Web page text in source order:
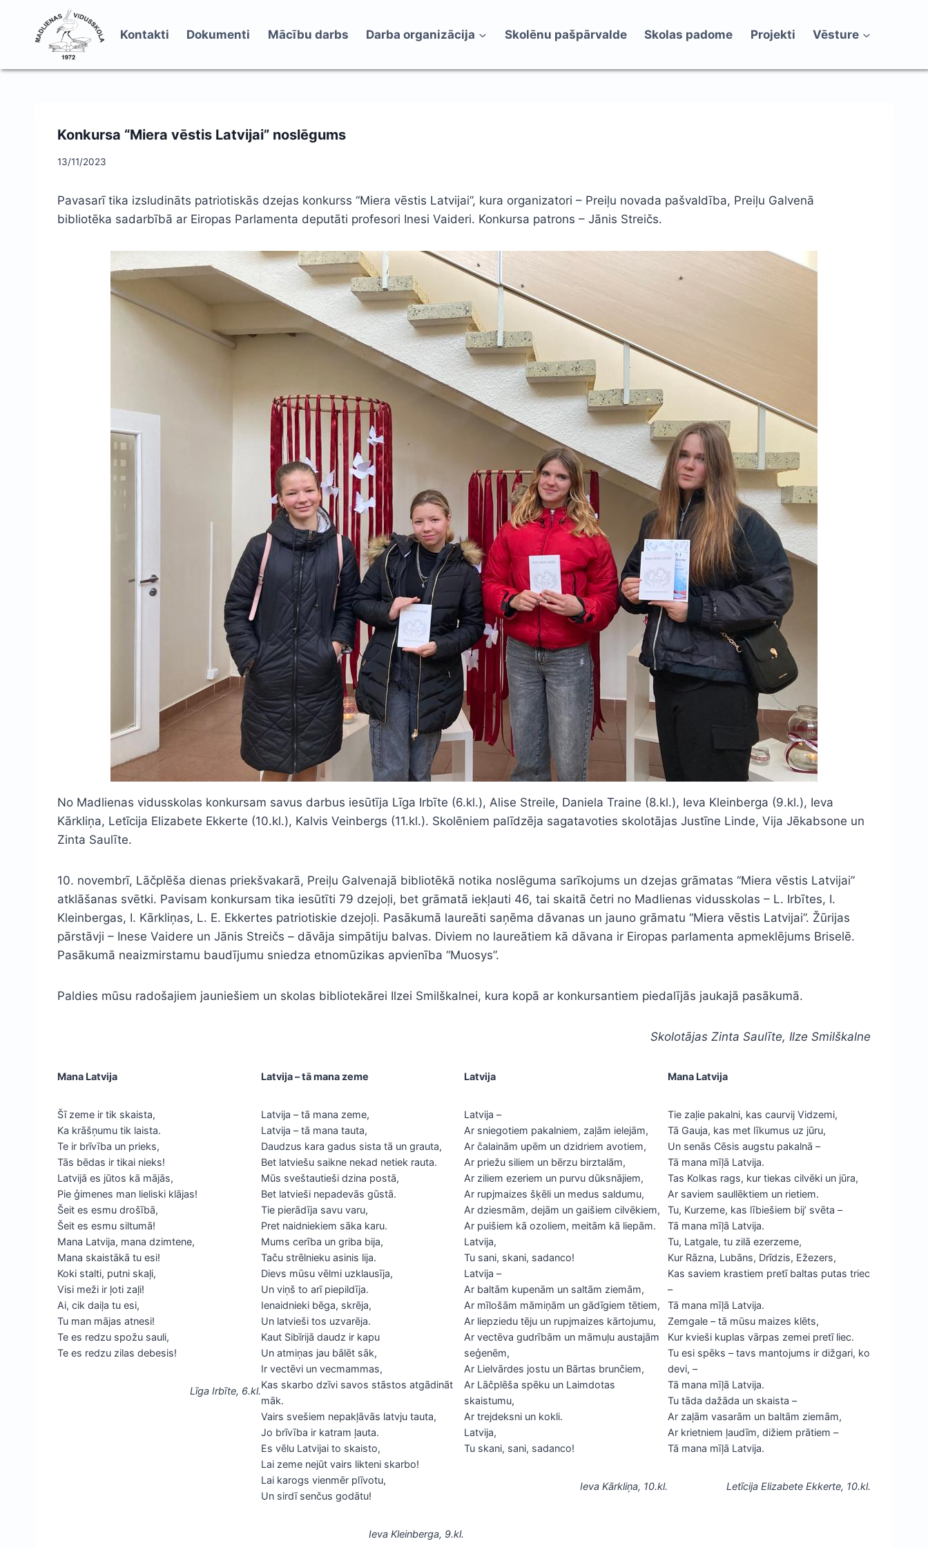
content
Kontakti Dokumenti Mācību darbs Darba organizācija Skolēnu pašpārvalde Skolas padome Projekti Vēsture
Konkursa “Miera vēstis Latvijai” noslēgums
13/11/2023
Pavasarī tika izsludināts patriotiskās dzejas konkurss “Miera vēstis Latvijai”, kura organizatori – Preiļu novada pašvaldība, Preiļu Galvenā
bibliotēka sadarbībā ar Eiropas Parlamenta deputāti profesori Inesi Vaideri. Konkursa patrons – Jānis Streičs.
No Madlienas vidusskolas konkursam savus darbus iesūtīja Līga Irbīte (6.kl.), Alise Streile, Daniela Traine (8.kl.), Ieva Kleinberga (9.kl.), Ieva
Kārkliņa, Letīcija Elizabete Ekkerte (10.kl.), Kalvis Veinbergs (11.kl.). Skolēniem palīdzēja sagatavoties skolotājas Justīne Linde, Vija Jēkabsone un
Zinta Saulīte.
10. novembrī, Lāčplēša dienas priekšvakarā, Preiļu Galvenajā bibliotēkā notika noslēguma sarīkojums un dzejas grāmatas “Miera vēstis Latvijai”
atklāšanas svētki. Pavisam konkursam tika iesūtīti 79 dzejoļi, bet grāmatā iekļauti 46, tai skaitā četri no Madlienas vidusskolas – L. Irbītes, I.
Kleinbergas, I. Kārkliņas, L. E. Ekkertes patriotiskie dzejoļi. Pasākumā laureāti saņēma dāvanas un jauno grāmatu “Miera vēstis Latvijai”. Žūrijas
pārstāvji – Inese Vaidere un Jānis Streičs – dāvāja simpātiju balvas. Diviem no laureātiem kā dāvana ir Eiropas parlamenta apmeklējums Briselē.
Pasākumā neaizmirstamu baudījumu sniedza etnomūzikas apvienība “Muosys”.
Paldies mūsu radošajiem jauniešiem un skolas bibliotekārei Ilzei Smilškalnei, kura kopā ar konkursantiem piedalījās jaukajā pasākumā.
Skolotājas Zinta Saulīte, Ilze Smilškalne
Mana Latvija
Šī zeme ir tik skaista,
Ka krāšņumu tik laista.
Te ir brīvība un prieks,
Tās bēdas ir tikai nieks!
Latvijā es jūtos kā mājās,
Pie ģimenes man lieliski klājas!
Šeit es esmu drošībā,
Šeit es esmu siltumā!
Mana Latvija, mana dzimtene,
Mana skaistākā tu esi!
Koki stalti, putni skaļi,
Visi meži ir ļoti zaļi!
Ai, cik daiļa tu esi,
Tu man mājas atnesi!
Te es redzu spožu sauli,
Te es redzu zilas debesis!
Līga Irbīte, 6.kl.
Latvija – tā mana zeme
Latvija – tā mana zeme,
Latvija – tā mana tauta,
Daudzus kara gadus sista tā un grauta,
Bet latviešu saikne nekad netiek rauta.
Mūs sveštautieši dzina postā,
Bet latvieši nepadevās gūstā.
Tie pierādīja savu varu,
Pret naidniekiem sāka karu.
Mums cerība un griba bija,
Taču strēlnieku asinis lija.
Dievs mūsu vēlmi uzklausīja,
Un viņš to arī piepildīja.
Ienaidnieki bēga, skrēja,
Un latvieši tos uzvarēja.
Kaut Sibīrijā daudz ir kapu
Un atmiņas jau bālēt sāk,
Ir vectēvi un vecmammas,
Kas skarbo dzīvi savos stāstos atgādināt
māk.
Vairs svešiem nepakļāvās latvju tauta,
Jo brīvība ir katram ļauta.
Es vēlu Latvijai to skaisto,
Lai zeme nejūt vairs likteni skarbo!
Lai karogs vienmēr plīvotu,
Un sirdī senčus godātu!
Ieva Kleinberga, 9.kl.
Latvija
Latvija –
Ar sniegotiem pakalniem, zaļām ielejām,
Ar čalainām upēm un dzidriem avotiem,
Ar priežu siliem un bērzu birztalām,
Ar ziliem ezeriem un purvu dūksnājiem,
Ar rupjmaizes šķēli un medus saldumu,
Ar dziesmām, dejām un gaišiem cilvēkiem,
Ar puišiem kā ozoliem, meitām kā liepām.
Latvija,
Tu sani, skani, sadanco!
Latvija –
Ar baltām kupenām un saltām ziemām,
Ar mīlošām māmiņām un gādīgiem tētiem,
Ar liepziedu tēju un rupjmaizes kārtojumu,
Ar vectēva gudrībām un māmuļu austajām
seģenēm,
Ar Lielvārdes jostu un Bārtas brunčiem,
Ar Lāčplēša spēku un Laimdotas
skaistumu,
Ar trejdeksni un kokli.
Latvija,
Tu skani, sani, sadanco!
Ieva Kārkliņa, 10.kl.
Mana Latvija
Tie zaļie pakalni, kas caurvij Vidzemi,
Tā Gauja, kas met līkumus uz jūru,
Un senās Cēsis augstu pakalnā –
Tā mana mīļā Latvija.
Tas Kolkas rags, kur tiekas cilvēki un jūra,
Ar saviem saullēktiem un rietiem.
Tu, Kurzeme, kas lībiešiem bij’ svēta –
Tā mana mīļā Latvija.
Tu, Latgale, tu zilā ezerzeme,
Kur Rāzna, Lubāns, Drīdzis, Ežezers,
Kas saviem krastiem pretī baltas putas triec
–
Tā mana mīļā Latvija.
Zemgale – tā mūsu maizes klēts,
Kur kvieši kuplas vārpas zemei pretī liec.
Tu esi spēks – tavs mantojums ir dižgari, ko
devi, –
Tā mana mīļā Latvija.
Tu tāda dažāda un skaista –
Ar zaļām vasarām un baltām ziemām,
Ar krietniem ļaudīm, dižiem prātiem –
Tā mana mīļā Latvija.
Letīcija Elizabete Ekkerte, 10.kl.